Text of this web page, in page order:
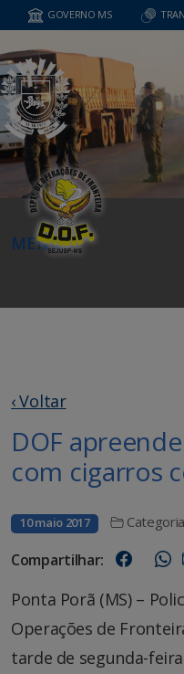
GOVERNO MS
MENU
‹ Voltar
DOF
com cigarros
10 maio 2017
Compartilhar:
Ponta Porã (MS) –
Operações de
tarde de segunda-